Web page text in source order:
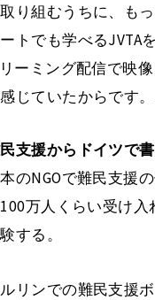
り組むうちに、も
トでも学べるJVTA
ーミング配信で映
じていたからです
支援からドイツで
のNGOで難民支援
万人くらい受け
する。
ルリンでの難民支援